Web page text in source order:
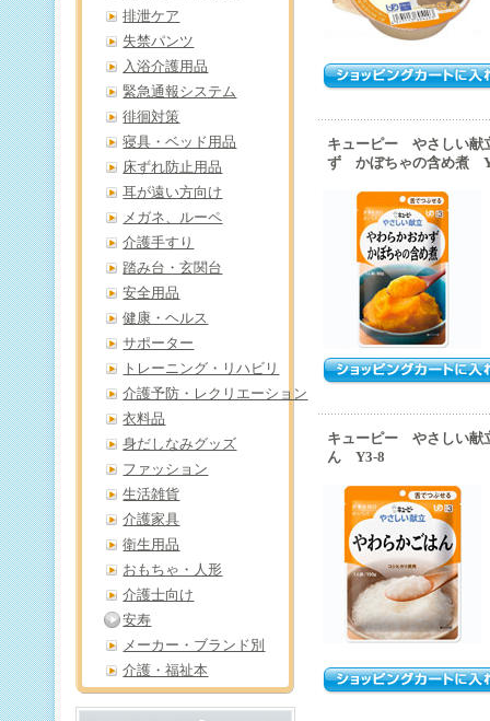
キューピー やさしい献
ず かぼちゃの含め煮
キューピー やさしい献
ん Y3-8
排泄ケア
失禁パンツ
入浴介護用品
緊急通報システム
徘徊対策
寝具・ベッド用品
床ずれ防止用品
耳が遠い方向け
メガネ、ルーペ
介護手すり
踏み台・玄関台
安全用品
健康・ヘルス
サポーター
トレーニング・リハビリ
介護予防・レクリエーション
衣料品
身だしなみグッズ
ファッション
生活雑貨
介護家具
衛生用品
おもちゃ・人形
介護士向け
安寿
メーカー・ブランド別
介護・福祉本